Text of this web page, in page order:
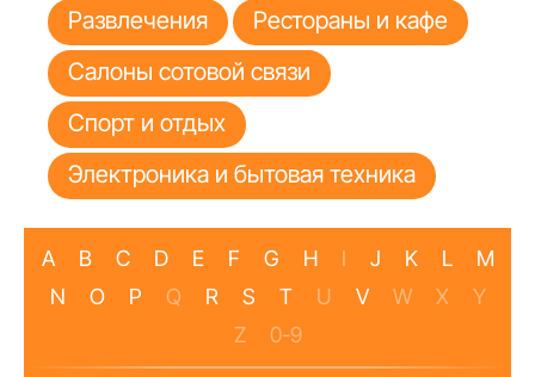
Развлечения
Рестораны и кафе
Салоны сотовой связи
Спорт и отдых
Электроника и бытовая техника
A B C D E F G H I J K L
M
N
O P Q R S T U V W X
Y
Z
0-9